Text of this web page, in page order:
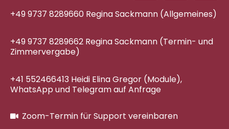
+49 9737 8289660 Regina Sackmann (Allgemeines)
+49 9737 8289662 Regina Sackmann (Termin- und
Zimmervergabe)
+41 552466413 Heidi Elina Gregor (Module),
WhatsApp und Telegram auf Anfrage
Zoom-Termin für Support vereinbaren